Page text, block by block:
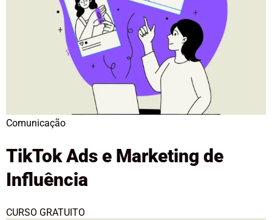
Comunicação
TikTok Ads e Marketing de
Influência
CURSO GRATUITO